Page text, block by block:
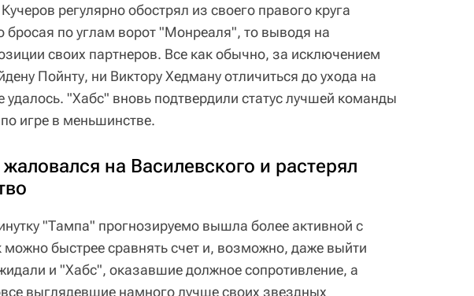
регулярно обострял из своего правого круга
бросая по углам ворот "Монреаля", то выводя на
своих партнеров. Все как обычно, за исключением
Пойнту, ни Виктору Хедману отличиться до ухода на
удалось. "Хабс" вновь подтвердили статус лучшей команды
игре в меньшинстве.
на Василевского и растерял
"Тампа" прогнозируемо вышла более активной с
быстрее сравнять счет и, возможно, даже выйти
и "Хабс", оказавшие должное сопротивление, а
выглядевшие намного лучше своих звездных